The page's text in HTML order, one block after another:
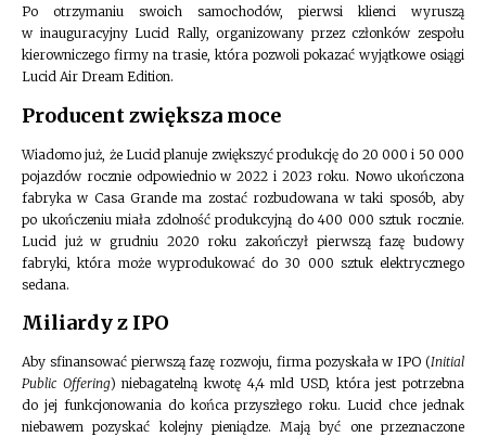
Po otrzymaniu swoich samochodów, pierwsi klienci wyruszą
w inauguracyjny Lucid Rally, organizowany przez członków zespołu
kierowniczego firmy na trasie, która pozwoli pokazać wyjątkowe osiągi
Lucid Air Dream Edition.
Producent zwiększa moce
Wiadomo już, że Lucid planuje zwiększyć produkcję do 20 000 i 50 000
pojazdów rocznie odpowiednio w 2022 i 2023 roku. Nowo ukończona
fabryka w Casa Grande ma zostać rozbudowana w taki sposób, aby
po ukończeniu miała zdolność produkcyjną do 400 000 sztuk rocznie.
Lucid już w grudniu 2020 roku zakończył pierwszą fazę budowy
fabryki, która może wyprodukować do 30 000 sztuk elektrycznego
sedana.
Miliardy z IPO
Aby sfinansować pierwszą fazę rozwoju, firma pozyskała w IPO (Initial
Public Offering) niebagatelną kwotę 4,4 mld USD, która jest potrzebna
do jej funkcjonowania do końca przyszłego roku. Lucid chce jednak
niebawem pozyskać kolejny pieniądze. Mają być one przeznaczone